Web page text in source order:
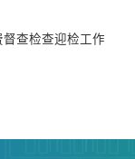
查检查迎检工作